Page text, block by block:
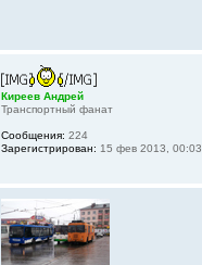
Киреев Андрей
Транспортный фанат
Сообщения: 224
Зарегистрирован: 15 фев 2013, 00:03